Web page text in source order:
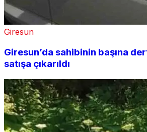
Giresun
Giresun’da sahibinin başına
satışa çıkarıldı